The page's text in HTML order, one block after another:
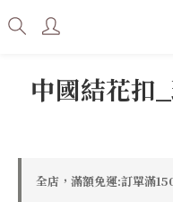
中國結花扣
全店，滿額免運:訂單滿